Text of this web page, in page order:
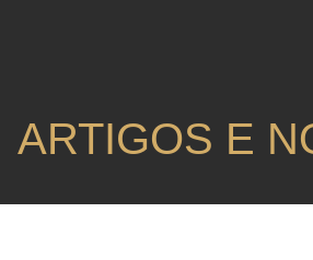
ARTIGOS E